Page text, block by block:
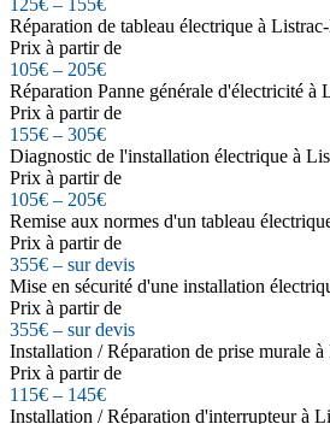
125€ – 155€
Réparation de tableau électrique à
Prix à partir de
105€ – 205€
Réparation Panne générale d'électricité à
Prix à partir de
155€ – 305€
Diagnostic de l'installation électrique à
Prix à partir de
105€ – 205€
Remise aux normes d'un tableau
Prix à partir de
355€ – sur devis
Mise en sécurité d'une installation
Prix à partir de
355€ – sur devis
Installation / Réparation de prise murale
Prix à partir de
115€ – 145€
Installation / Réparation d'interrupteur à